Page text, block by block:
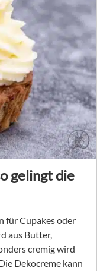
gelingt die
für Cupakes oder
aus Butter,
cremig wird
Dekocreme kann